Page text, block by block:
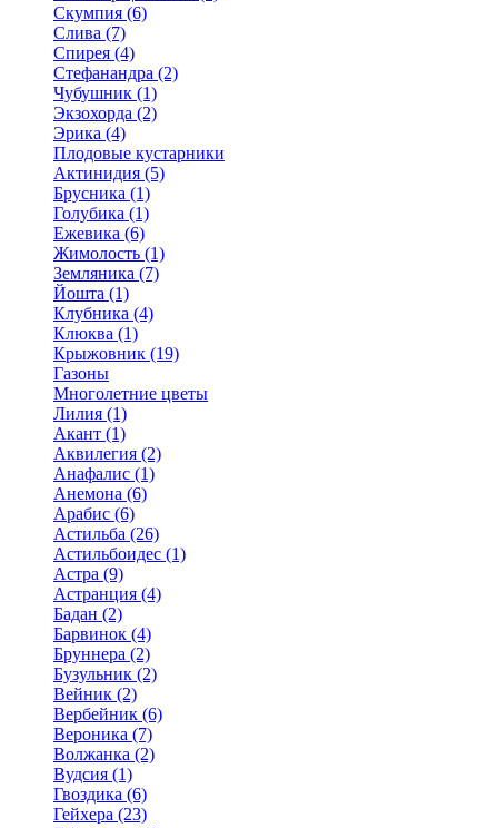
Скумпия (6)
Слива (7)
Спирея (4)
Стефанандра (2)
Чубушник (1)
Экзохорда (2)
Эрика (4)
Плодовые кустарники
Актинидия (5)
Брусника (1)
Голубика (1)
Ежевика (6)
Жимолость (1)
Земляника (7)
Йошта (1)
Клубника (4)
Клюква (1)
Крыжовник (19)
Газоны
Многолетние цветы
Лилия (1)
Акант (1)
Аквилегия (2)
Анафалис (1)
Анемона (6)
Арабис (6)
Астильба (26)
Астильбоидес (1)
Астра (9)
Астранция (4)
Бадан (2)
Барвинок (4)
Бруннера (2)
Бузульник (2)
Вейник (2)
Вербейник (6)
Вероника (7)
Волжанка (2)
Вудсия (1)
Гвоздика (6)
Гейхера (23)